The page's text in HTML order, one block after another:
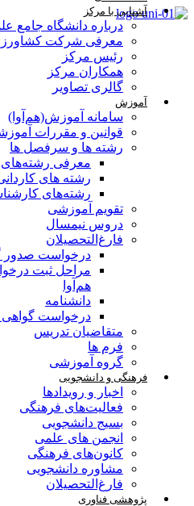
آشنایی با مرکز
درباره دانشگاه جامع
معرفی شرکت
رئیس مرکز
همکاران مرکز
گالری تصاویر
آموزش
سامانه آموزش(هم‌آوا)
قوانین و مقررات
رشته ها و سرفصل ها
معرفی رشته‌های
رشته های
رشته‌های
تقویم آموزشی
دروس نیمسال
فارغ‌التحصیلان
درخواست صدور
مراحل ثبت
هم‌آوا
دانشنامه
درخواست گواهی
متقاضیان تدریس
فرم ها
گروه آموزشی
فرهنگی و دانشجویی
اخبار و رویدادها
فعالیت‌های فرهنگی
بسیج دانشجویی
انجمن های علمی
کانون‌های فرهنگی
مشاوره دانشجویی
فارغ‌التحصیلان
پژوهشی فناوری